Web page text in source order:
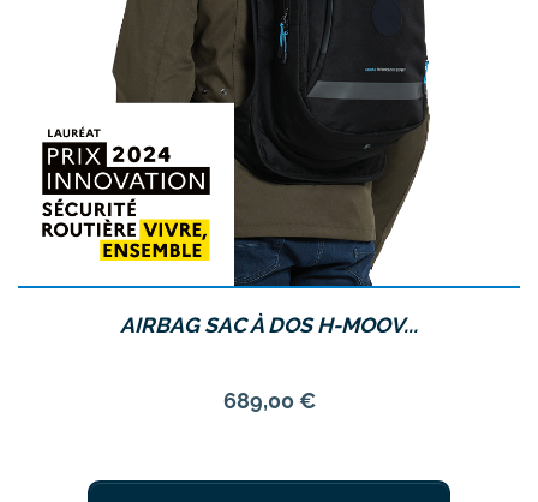
AIRBAG SAC À DOS H-MOOV...
689,00 €